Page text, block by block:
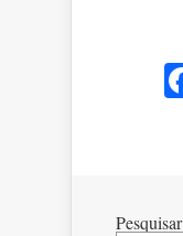
Pesquisar